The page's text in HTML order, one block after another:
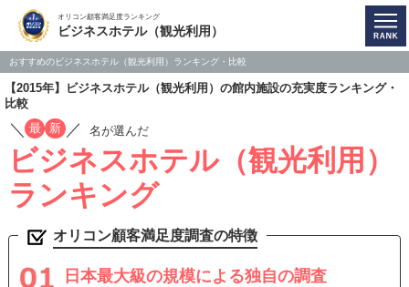
オリコン顧客満足度ランキング
ビジネスホテル（観光利用）
おすすめのビジネスホテル（観光利用）ランキング・比較
【2015年】ビジネスホテル（観光利用）の館内施設の充実度ランキング・
比較
／ 最 新 ／ 名が選んだ
ビジネスホテル（観光利用）
ランキング
オリコン顧客満足度調査の特徴
日本最大級の規模による独自の調査